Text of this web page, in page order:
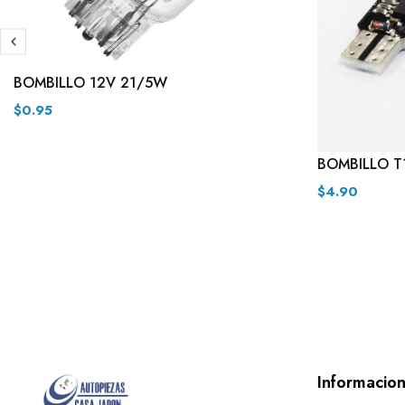
BOMBILLO 12V 21/5W
$0.95
BOMBILLO
$4.90
Informacion